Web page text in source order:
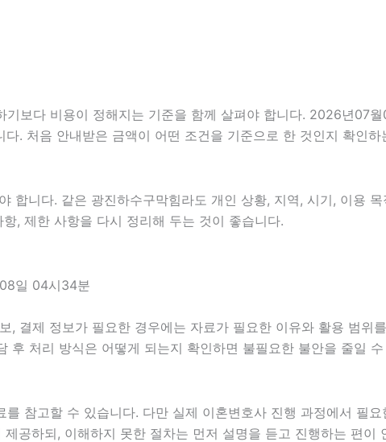
보다 비용이 정해지는 기준을 함께 살펴야 합니다. 2026년07
. 처음 안내받은 금액이 어떤 조건을 기준으로 한 것인지 확인하
합니다. 같은 광진하수구막힘라도 개인 상황, 지역, 시기, 이용
, 제한 사항을 다시 정리해 두는 것이 좋습니다.
일 04시34분
, 결제 정보가 필요한 경우에는 자료가 필요한 이유와 활용 범
후 처리 방식은 어떻게 되는지 확인하면 불필요한 불안을 줄일
를 참고할 수 있습니다. 다만 실제 이혼변호사 진행 과정에서 필
공하되, 이해하지 못한 절차는 먼저 설명을 듣고 진행하는 편이